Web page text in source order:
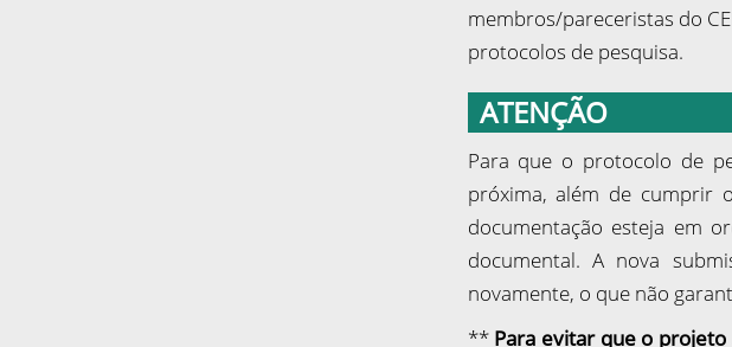
membros/pareceristas do
protocolos de pesquisa.
ATENÇÃO
Para que o protocolo de
próxima, além de cumprir
documentação esteja em
documental. A nova
novamente, o que não
** Para evitar que o